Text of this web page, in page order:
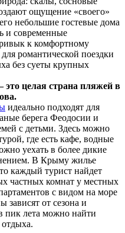
ощущение «своего»
небольшие гостевые дома
и современные
к комфортному
романтической поездки
без суеты крупных
целая страна пляжей в
идеально подходят для
берега Феодосии и
с детьми. Здесь можно
где есть кафе, водные
уехать в более дикие
В Крыму жилье
каждый турист найдет
частных комнат у местных
с видом на море
зависят от сезона и
пик лета можно найти